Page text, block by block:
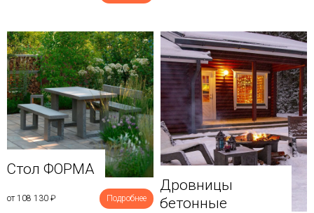
Стол ФОРМА
от 108 130 ₽ Подробнее
Дровницы
бетонные